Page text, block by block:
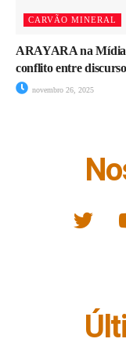
CARVÃO MINERAL
ARAYARA na
conflito entre
novembro 26, 2025